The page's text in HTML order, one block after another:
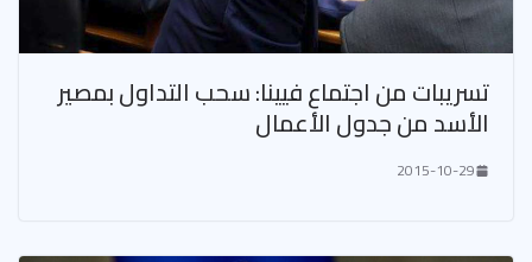
تسريبات من اجتماع فيينا: سحب التداول بمصير
الأسد من جدول الأعمال
2015-10-29